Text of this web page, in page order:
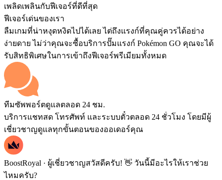
เพลิดเพลินกับฟีเจอร์ที่ดีที่สุด
ฟีเจอร์เด่นของเรา
ลืมเกมที่น่าหงุดหงิดไปได้เลย ไต่ถึงแรงก์ที่คุณคู่ควรได้อย่าง
ง่ายดาย ไม่ว่าคุณจะซื้อบริการปั๊มแรงก์ Pokémon GO คุณจะได้
รับสิทธิพิเศษในการเข้าถึงฟีเจอร์พรีเมียมทั้งหมด
ทีมซัพพอร์ตดูแลตลอด 24 ชม.
บริการแชทสด โทรศัพท์ และระบบตั๋วตลอด 24 ชั่วโมง โดยมีผู้
เชี่ยวชาญดูแลทุกขั้นตอนของออเดอร์คุณ
BoostRoyal · ผู้เชี่ยวชาญสวัสดีครับ! 👋 วันนี้มีอะไรให้เราช่วย
ไหมครับ?